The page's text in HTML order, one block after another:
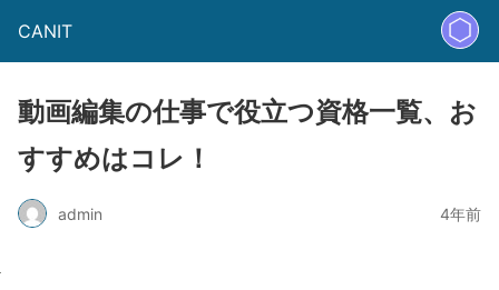
CANIT
動画編集の仕事で役立つ資格一覧、お
すすめはコレ！
admin 4年前